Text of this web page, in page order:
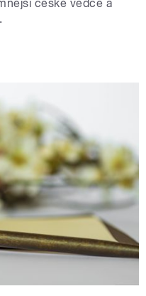
české vědce a